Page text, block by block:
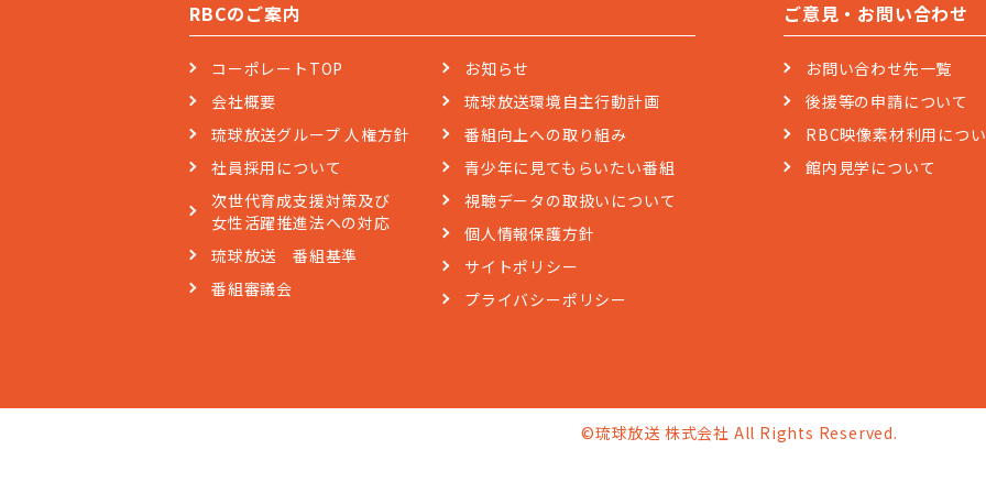
RBCのご案内
コーポレートTOP
会社概要
琉球放送グループ 人権方針
社員採用について
次世代育成支援対策及び
女性活躍推進法への対応
琉球放送 番組基準
番組審議会
お知らせ
琉球放送環境自主行動計画
番組向上への取り組み
青少年に見てもらいたい番組
視聴データの取扱いについて
個人情報保護方針
サイトポリシー
プライバシーポリシー
ご意見・お問い合わせ
お問い合わせ先一覧
後援等の申請について
RBC映像素材利用につ
館内見学について
©琉球放送 株式会社 All Rights Reserved.